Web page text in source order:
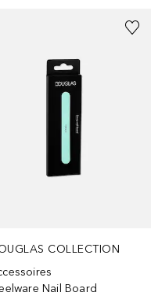
COLLECTION
Nail Board